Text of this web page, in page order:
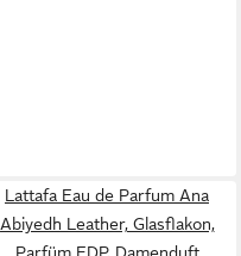
Lattafa Eau de Parfum Ana
Abiyedh Leather, Glasflakon,
Parfüm EDP, Damenduft